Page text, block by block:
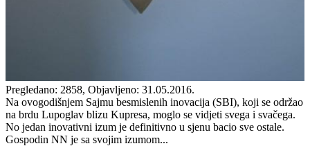
Pregledano: 2858, Objavljeno: 31.05.2016.
Na ovogodišnjem Sajmu besmislenih inovacija (SBI), koji se održao
na brdu Lupoglav blizu Kupresa, moglo se vidjeti svega i svačega.
No jedan inovativni izum je definitivno u sjenu bacio sve ostale.
Gospodin NN je sa svojim izumom...